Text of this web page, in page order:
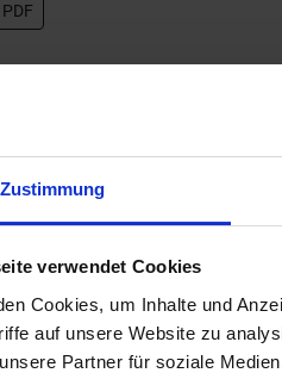
Zustimmung
verwendet Cookies
Cookies, um Inhalte und
auf unsere Website zu
Partner für soziale